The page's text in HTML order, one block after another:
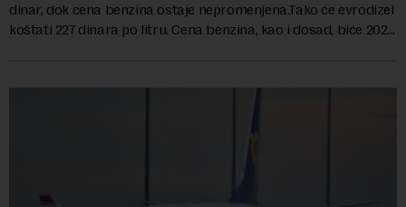
dinar, dok cena benzina ostaje nepromenjena.Tako će evrodizel
koštati 227 dinara po litru. Cena benzina, kao i dosad, biće 202